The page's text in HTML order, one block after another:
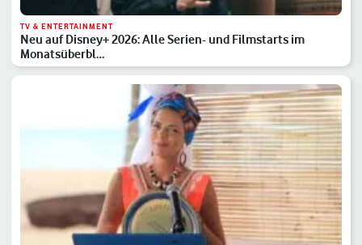
TV & ENTERTAINMENT
Neu auf Disney+ 2026: Alle Serien- und Filmstarts im
Monatsüberbl…